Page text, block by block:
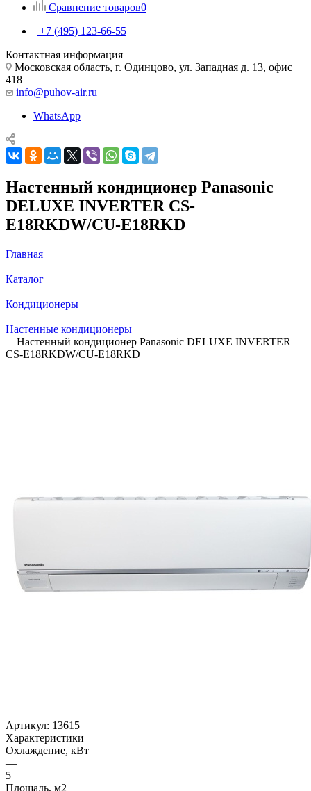
Сравнение товаров0
+7 (495) 123-66-55
Контактная информация
Московская область, г. Одинцово, ул. Западная д. 13, офис
418
info@puhov-air.ru
WhatsApp
Настенный кондиционер Panasonic
DELUXE INVERTER CS-
E18RKDW/CU-E18RKD
Главная
—
Каталог
—
Кондиционеры
—
Настенные кондиционеры
—Настенный кондиционер Panasonic DELUXE INVERTER
CS-E18RKDW/CU-E18RKD
Артикул: 13615
Характеристики
Охлаждение, кВт
—
5
Площадь, м2